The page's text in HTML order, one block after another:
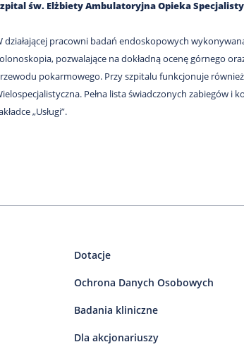
św. Elżbiety Ambulatoryjna Opieka
działającej pracowni badań endoskopowych
pozwalające na dokładną ocenę górnego
pokarmowego. Przy szpitalu funkcjonuje
Pełna lista świadczonych zabiegów i
„Usługi”.
Dotacje
Ochrona Danych Osobowych
Badania kliniczne
Dla akcjonariuszy